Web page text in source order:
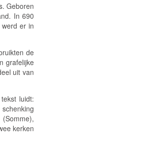
Geboren
In 690
er in
de
grafelijke
uit van
luidt:
kerken